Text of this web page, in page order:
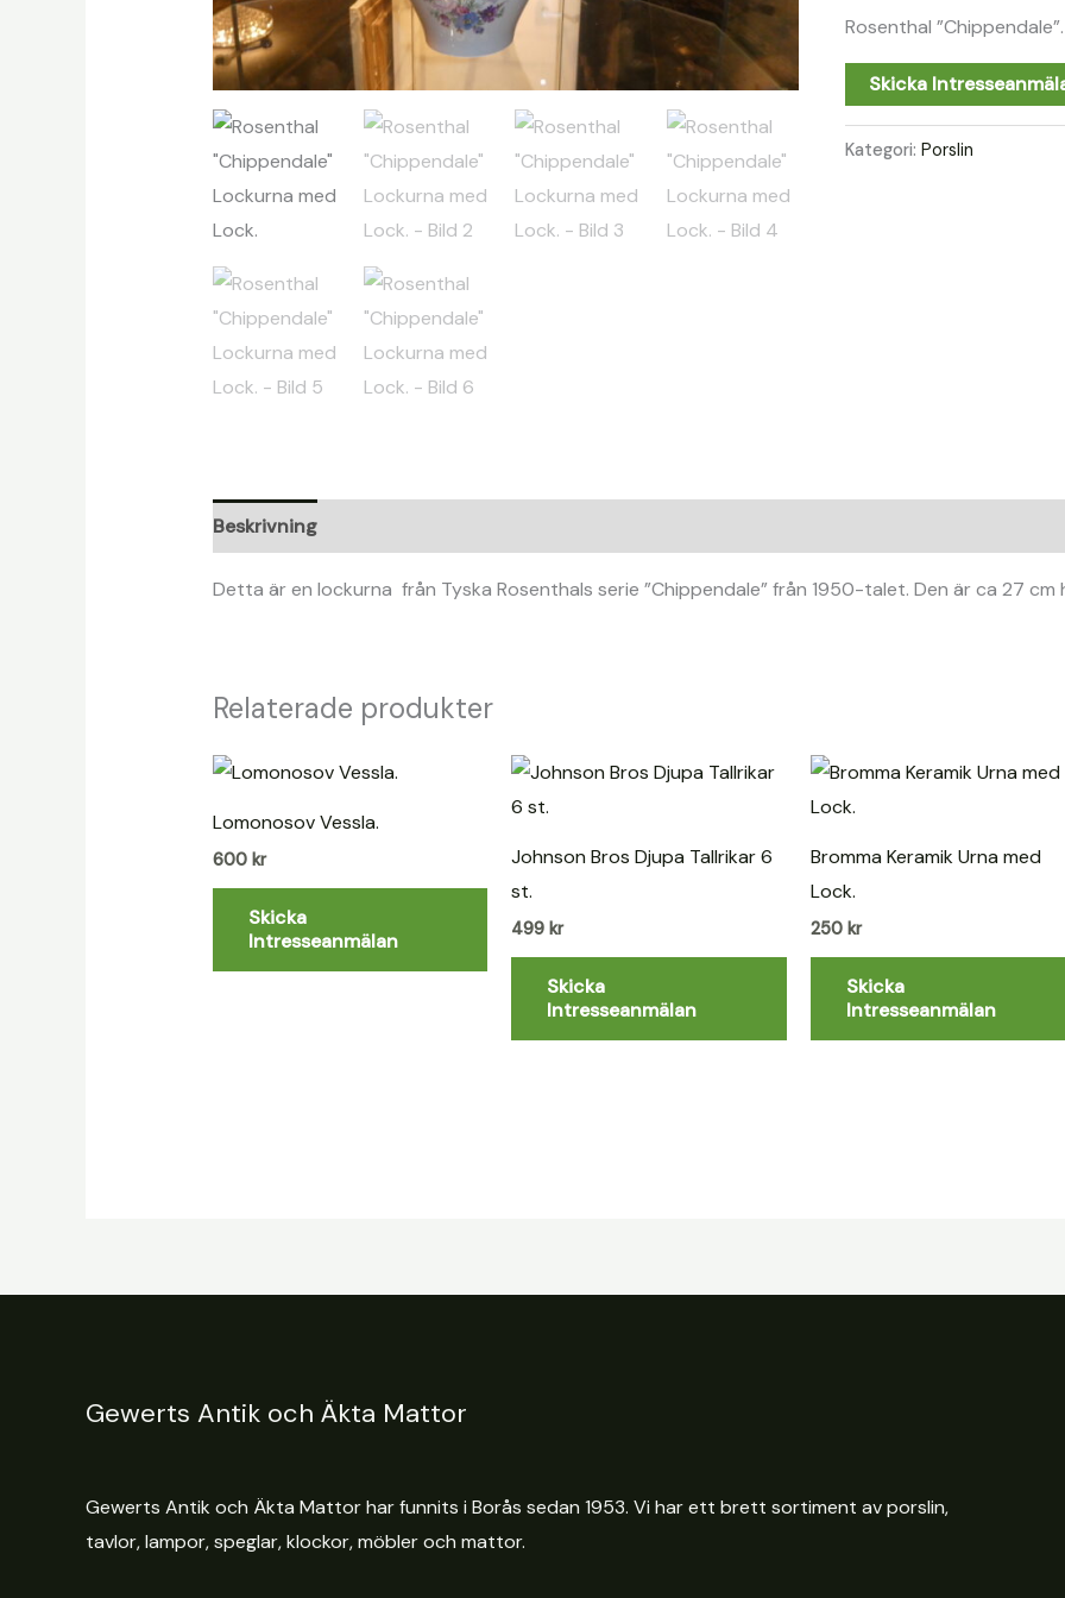
Rosenthal ”Chippendale”.
Skicka
Kategori:Porslin
Beskrivning
Detta är en lockurna från Tyska Rosenthals serie ”Chippendale” från 1950-talet. Den är ca 27 cm
Relaterade produkter
Lomonosov Vessla.
600 kr
Skicka
Intresseanmälan
Johnson Bros Djupa Tallrikar 6
st.
499kr
Skicka
Intresseanmälan
Bromma Keramik Urna med
Lock.
250 kr
Skicka
Intresseanmälan
Gewerts Antik och Äkta Mattor
Gewerts Antik och Äkta Mattor har funnits i Borås sedan 1953. Vi har ett brett sortiment av porslin,
tavlor, lampor, speglar, klockor, möbler och mattor.